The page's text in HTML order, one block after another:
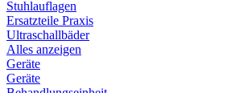
Stuhlauflagen
Ersatzteile Praxis
Ultraschallbäder
Alles anzeigen
Geräte
Geräte